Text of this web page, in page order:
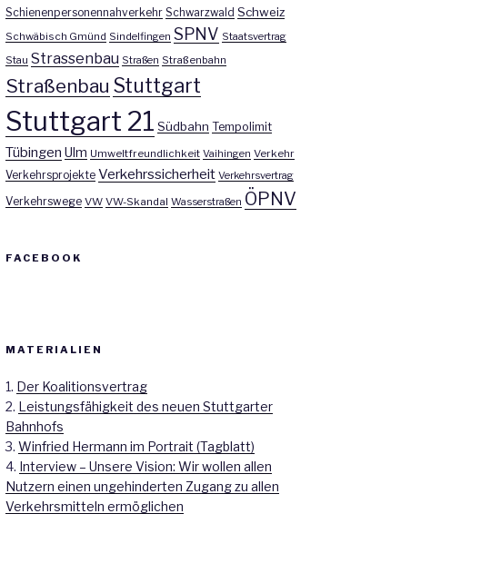
Schienenpersonennahverkehr Schwarzwald Schweiz
Schwäbisch Gmünd Sindelfingen SPNV Staatsvertrag
Stau Strassenbau Straßen Straßenbahn
Straßenbau Stuttgart
Stuttgart 21 Südbahn Tempolimit
Tübingen Ulm Umweltfreundlichkeit Vaihingen Verkehr
Verkehrsprojekte Verkehrssicherheit Verkehrsvertrag
Verkehrswege VW VW-Skandal Wasserstraßen ÖPNV
FACEBOOK
MATERIALIEN
1. Der Koalitionsvertrag
2. Leistungsfähigkeit des neuen Stuttgarter
Bahnhofs
3. Winfried Hermann im Portrait (Tagblatt)
4. Interview – Unsere Vision: Wir wollen allen
Nutzern einen ungehinderten Zugang zu allen
Verkehrsmitteln ermöglichen